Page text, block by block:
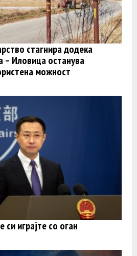
стагнира додека
– Иловица останува
можност
си играјте со оган